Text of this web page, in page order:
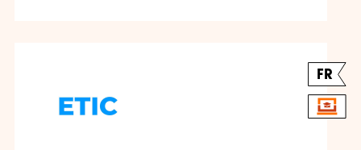
FR